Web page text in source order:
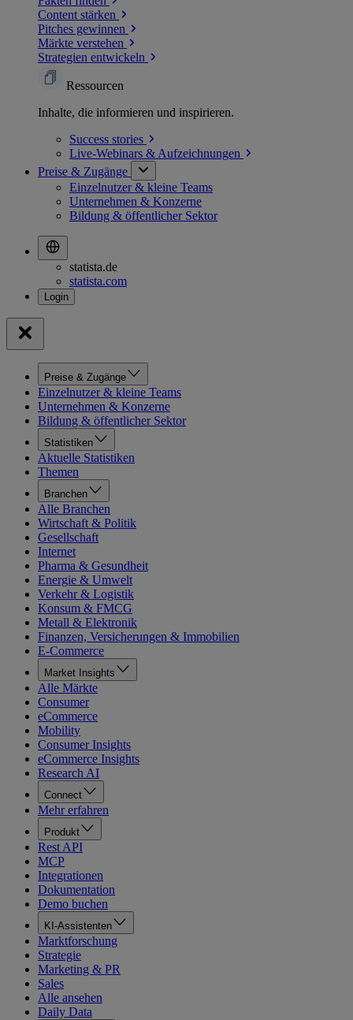
Content stärken
Pitches gewinnen
Märkte verstehen
Strategien entwickeln
Ressourcen
Inhalte, die informieren und inspirieren.
Success stories
Live-Webinars & Aufzeichnungen
Preise & Zugänge
Einzelnutzer & kleine Teams
Unternehmen & Konzerne
Bildung & öffentlicher Sektor
statista.de
statista.com
Preise & Zugänge
Einzelnutzer & kleine Teams
Unternehmen & Konzerne
Bildung & öffentlicher Sektor
Statistiken
Aktuelle Statistiken
Themen
Branchen
Alle Branchen
Wirtschaft & Politik
Gesellschaft
Internet
Pharma & Gesundheit
Energie & Umwelt
Verkehr & Logistik
Konsum & FMCG
Metall & Elektronik
Finanzen, Versicherungen & Immobilien
E-Commerce
Market Insights
Alle Märkte
Consumer
eCommerce
Mobility
Consumer Insights
eCommerce Insights
Research AI
Connect
Mehr erfahren
Produkt
Rest API
MCP
Integrationen
Dokumentation
Demo buchen
KI-Assistenten
Marktforschung
Strategie
Marketing & PR
Sales
Alle ansehen
Daily Data